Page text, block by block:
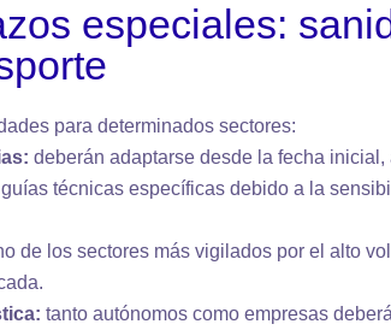
especiales:
para determinados sectores:
deberán adaptarse desde la fecha inicial,
técnicas específicas debido a la
de los sectores más vigilados por el alto
tanto autónomos como empresas